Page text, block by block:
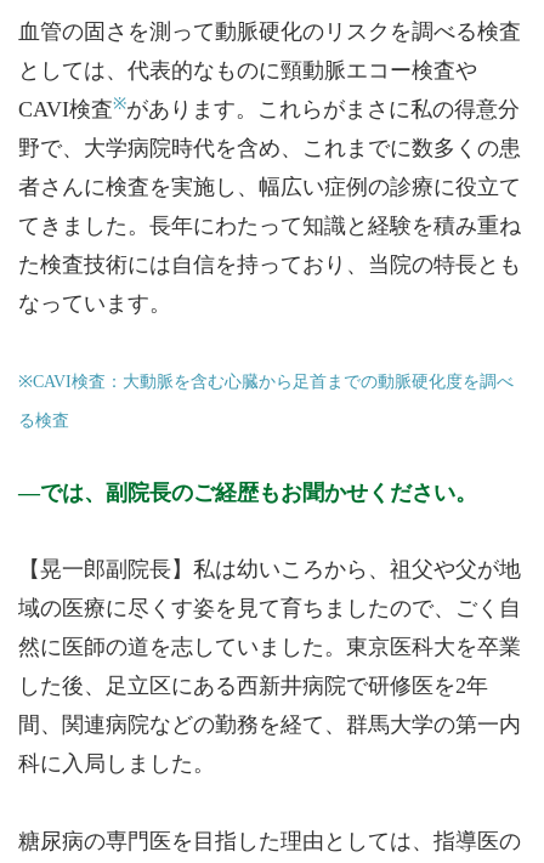
血管の固さを測って動脈硬化のリスクを調べる検査
としては、代表的なものに頸動脈エコー検査や
CAVI検査※があります。これらがまさに私の得意分
野で、大学病院時代を含め、これまでに数多くの患
者さんに検査を実施し、幅広い症例の診療に役立て
てきました。長年にわたって知識と経験を積み重ね
た検査技術には自信を持っており、当院の特長とも
なっています。
※CAVI検査：大動脈を含む心臓から足首までの動脈硬化度を調べ
る検査
では、副院長のご経歴もお聞かせください。
【晃一郎副院長】私は幼いころから、祖父や父が地
域の医療に尽くす姿を見て育ちましたので、ごく自
然に医師の道を志していました。東京医科大を卒業
した後、足立区にある西新井病院で研修医を2年
間、関連病院などの勤務を経て、群馬大学の第一内
科に入局しました。
糖尿病の専門医を目指した理由としては、指導医の